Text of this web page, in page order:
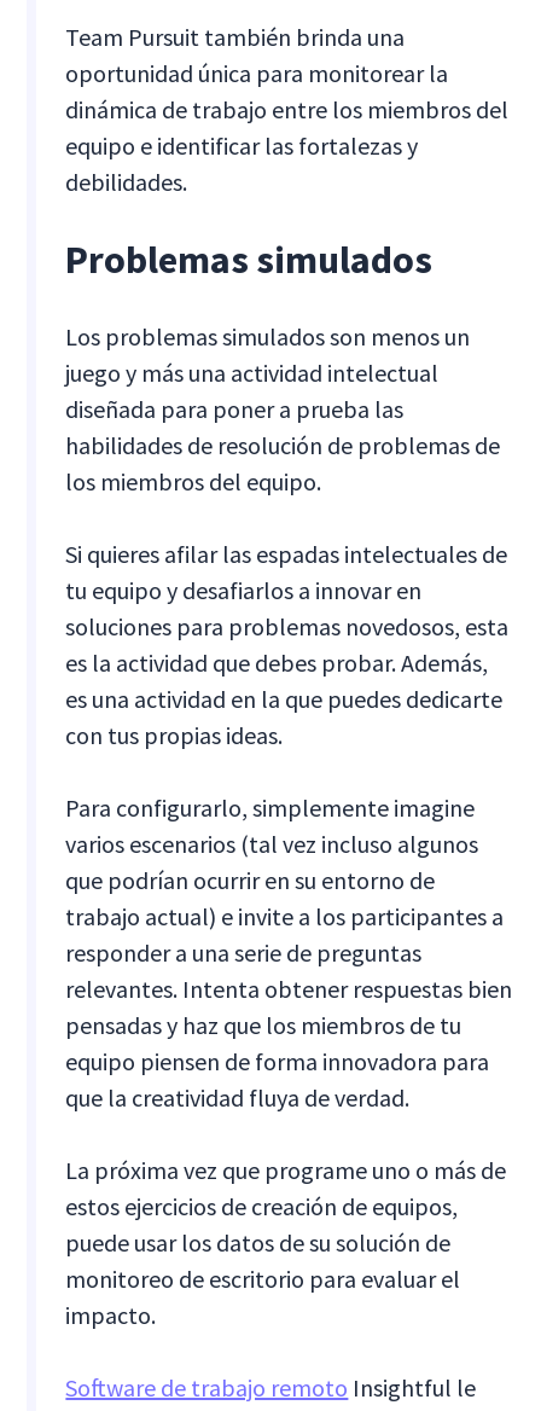
Team Pursuit también brinda una
oportunidad única para monitorear la
dinámica de trabajo entre los miembros del
equipo e identificar las fortalezas y
debilidades.
Problemas simulados
Los problemas simulados son menos un
juego y más una actividad intelectual
diseñada para poner a prueba las
habilidades de resolución de problemas de
los miembros del equipo.
Si quieres afilar las espadas intelectuales de
tu equipo y desafiarlos a innovar en
soluciones para problemas novedosos, esta
es la actividad que debes probar. Además,
es una actividad en la que puedes dedicarte
con tus propias ideas.
Para configurarlo, simplemente imagine
varios escenarios (tal vez incluso algunos
que podrían ocurrir en su entorno de
trabajo actual) e invite a los participantes a
responder a una serie de preguntas
relevantes. Intenta obtener respuestas bien
pensadas y haz que los miembros de tu
equipo piensen de forma innovadora para
que la creatividad fluya de verdad.
La próxima vez que programe uno o más de
estos ejercicios de creación de equipos,
puede usar los datos de su solución de
monitoreo de escritorio para evaluar el
impacto.
Software de trabajo remoto Insightful le